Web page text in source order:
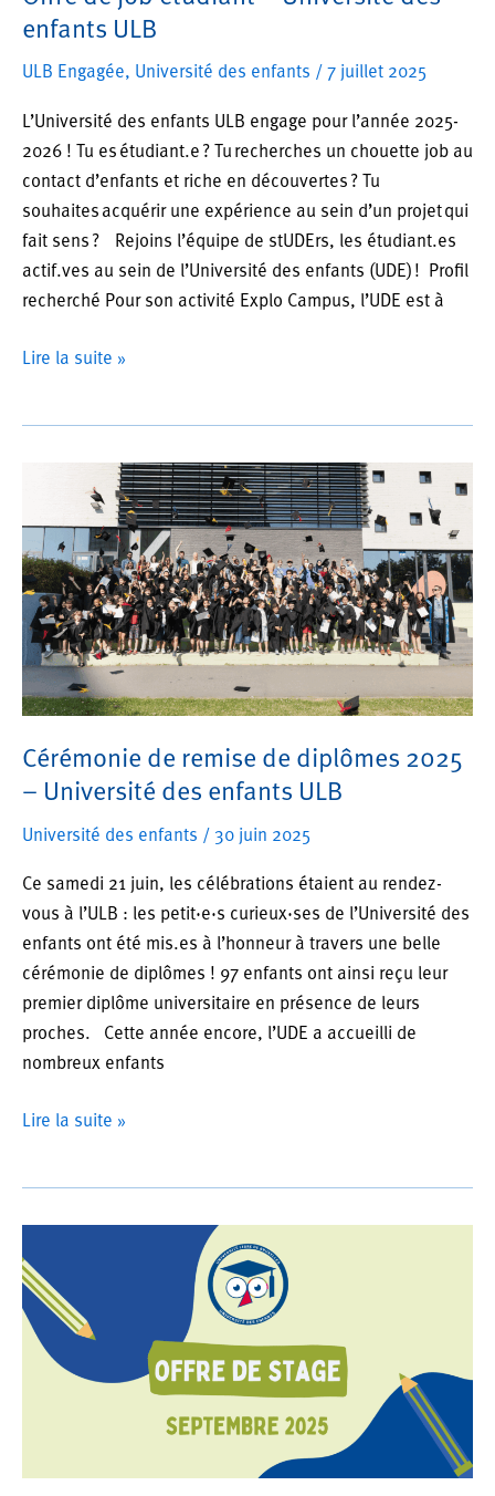
enfants ULB
ULB Engagée, Université des enfants / 7 juillet 2025
L’Université des enfants ULB engage pour l’année 2025-
2026 ! Tu es étudiant.e ? Tu recherches un chouette job au
contact d’enfants et riche en découvertes ? Tu
souhaites acquérir une expérience au sein d’un projet qui
fait sens ? Rejoins l’équipe de stUDErs, les étudiant.es
actif.ves au sein de l’Université des enfants (UDE) ! Profil
recherché Pour son activité Explo Campus, l’UDE est à
Offre
Université
des
enfants
ULB
Lire la suite »
Cérémonie de remise de diplômes 2025
– Université des enfants ULB
Université des enfants / 30 juin 2025
Ce samedi 21 juin, les célébrations étaient au rendez-
vous à l’ULB : les petit·e·s curieux·ses de l’Université des
enfants ont été mis.es à l’honneur à travers une belle
cérémonie de diplômes ! 97 enfants ont ainsi reçu leur
premier diplôme universitaire en présence de leurs
proches. Cette année encore, l’UDE a accueilli de
nombreux enfants
Cérémonie
2025
Université
des
Lire la suite »